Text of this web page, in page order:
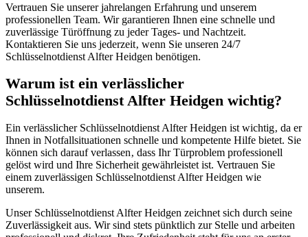
Vertrauen Sie unserer jahrelangen Erfahrung und unserem
professionellen Team. Wir garantieren Ihnen eine schnelle und
zuverlässige Türöffnung zu jeder Tages- und Nachtzeit.​
Kontaktieren Sie uns jederzeit‚ wenn Sie unseren 24/7
Schlüsselnotdienst Alfter Heidgen benötigen.​
Warum ist ein verlässlicher
Schlüsselnotdienst Alfter Heidgen wichtig?​
Ein verlässlicher Schlüsselnotdienst Alfter Heidgen ist wichtig‚ da er
Ihnen in Notfallsituationen schnelle und kompetente Hilfe bietet.​ Sie
können sich darauf verlassen‚ dass Ihr Türproblem professionell
gelöst wird und Ihre Sicherheit gewährleistet ist.​ Vertrauen Sie
einem zuverlässigen Schlüsselnotdienst Alfter Heidgen wie
unserem.​
Unser Schlüsselnotdienst Alfter Heidgen zeichnet sich durch seine
Zuverlässigkeit aus.​ Wir sind stets pünktlich zur Stelle und arbeiten